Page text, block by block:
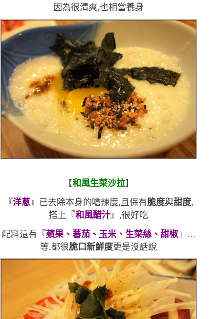
因為很清爽,也相當養身
【和風生菜沙拉】
『洋蔥』已去除本身的嗆辣度,且保有脆度與甜度,
搭上『和風醋汁 』,很好吃
配料還有『蘋果、蕃茄、玉米、生菜絲、甜椒』 …
等,都很脆口新鮮度更是沒話說